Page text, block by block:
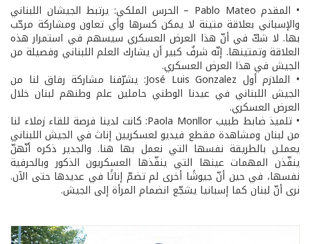
• المقدم Pablo Mateo – الحرس الملكي: يرتبط الجيشان اللبناني
والإسباني بعلاقة متينة لا يمكن كسرها وأي تعاون ومشاركة مرحّب
بها. لا شكّ في أنّ هذا العرض العسكري سيسهم في استمرار هذه
العلاقة وتمتينها. إنّه شرفٌ كبير أن يشارك العلم اللبناني وفصيلة من
الجيش في هذا العرض العسكري.
• الملازم أول José Luis Gonzalez: يشرّفنا مشاركة رفاق لنا من
الجيش اللبناني في عيدنا الوطني حاملين علم وطنهم لبنان خلال
العرض العسكري.
• تلميذ ضابط طبيب Paola Monllor: كانت لدينا فرصة للقاء زملاء لنا
من لبنان ومشاهدة مقطع فيديو لعسكريين إناث في الجيش اللبناني
يعملـن بالطريقة نفسها التي نعمل بها هنا. والجدير ذكره أنّهنّ
ينفّذن المهمات عينها التي ينفّذها العسكريون الذكور وبالحرفية
نفسها، في حين أنّ جيوشًا أخرى لم تضمّ إناثًا في عديدها حتى الآن.
نرى أنّ لبنان كما إسبانيا يشجّع انضمام المرأة إلى الجيش.